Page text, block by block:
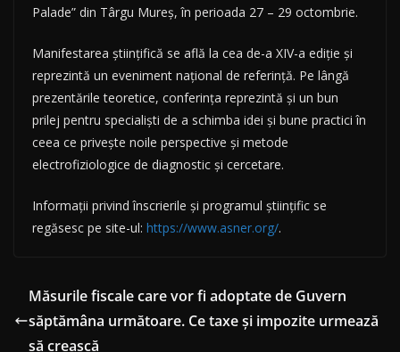
Palade” din Târgu Mureș, în perioada 27 – 29 octombrie.
Manifestarea științifică se află la cea de-a XIV-a ediție și
reprezintă un eveniment național de referință. Pe lângă
prezentările teoretice, conferința reprezintă și un bun
prilej pentru specialiști de a schimba idei și bune practici în
ceea ce privește noile perspective și metode
electrofiziologice de diagnostic și cercetare.
Informații privind înscrierile și programul științific se
regăsesc pe site-ul: https://www.asner.org/.
Măsurile fiscale care vor fi adoptate de Guvern
săptămâna următoare. Ce taxe și impozite urmează
să crească